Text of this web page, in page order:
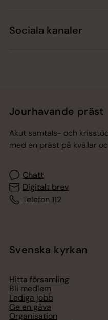
Sociala kanaler
Jourhavande präst
Akut samtals- och
med en präst på kvällar
Chatt
Digitalt brev
Telefon 112
Svenska kyrkan
Hitta församling
Bli medlem
Lediga jobb
Ge en gåva
Organisation